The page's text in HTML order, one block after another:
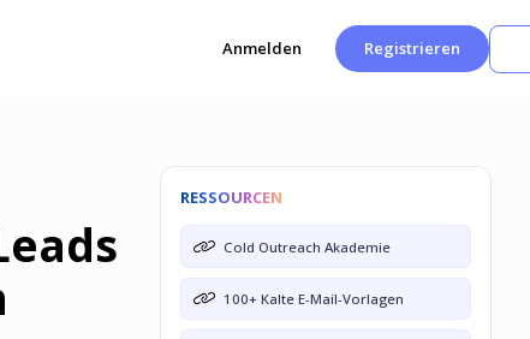
Anmelden Registrieren
RESSOURCEN
Cold Outreach Akademie
100+ Kalte E-Mail-Vorlagen